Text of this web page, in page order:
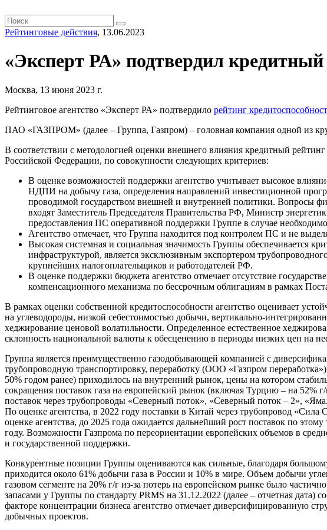
Рейтинговые действия, 13.06.2023
«Эксперт РА» подтвердил
Москва, 13 июня 2023 г.
Рейтинговое агентство «Эксперт РА» подтвердило рейтинг
ПАО «ГАЗПРОМ» (далее – Группа, Газпром) – головная компания одной из
В соответствии с методологией оценки внешнего влияния кредитный
Российской Федерации, по совокупности следующих критериев:
В оценке возможностей поддержки агентство учитывает высокое
НДПИ на добычу газа, определения направлений инвестиционной
проводимой государством внешней и внутренней политики. Вопросы
входят Заместитель Председателя Правительства РФ, Министр
предоставления ПС оперативной поддержки Группе в случае
Агентство отмечает, что Группа находится под контролем ПС и не
Высокая системная и социальная значимость Группы обеспечивается
инфраструктурой, является эксклюзивным экспортером
крупнейших налогоплательщиков и работодателей РФ.
В оценке поддержки бюджета агентство отмечает отсутствие
компенсационного механизма по бессрочным облигациям в рамках
В рамках оценки собственной кредитоспособности агентство оценивает
на углеводороды, низкой себестоимостью добычи, вертикально-
хеджирование ценовой волатильности. Определенное естественное
склонность национальной валюты к обесценению в периоды низких цен на
Группа является преимущественно газодобывающей компанией с
трубопроводную транспортировку, переработку (ООО «Газпром
50% годом ранее) приходилось на внутренний рынок, цены на котором
сокращения поставок газа на европейский рынок (включая Турцию – на 52%
поставок через трубопроводы «Северный поток», «Северный поток – 2»,
По оценке агентства, в 2022 году поставки в Китай через трубопровод
оценке агентства, до 2025 года ожидается дальнейший рост поставок по
году. Возможности Газпрома по переориентации европейских объемов в
и государственной поддержки.
Конкурентные позиции Группы оцениваются как сильные, благодаря
приходится около 61% добычи газа в России и 10% в мире. Объем добычи
газовом сегменте на 20% г/г из-за потерь на европейском рынке было
запасами у Группы по стандарту PRMS на 31.12.2022 (далее – отчетная дата)
факторе концентрации бизнеса агентство отмечает диверсифицированную
добычных проектов.